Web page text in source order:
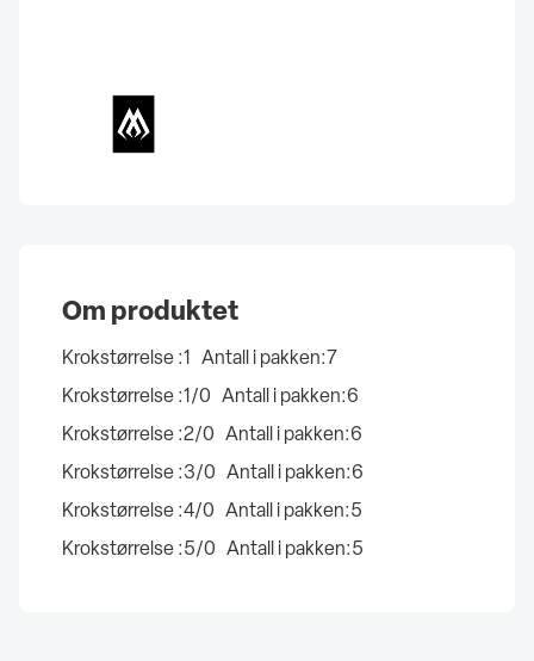
Om produktet
Krokstørrelse :1 Antall i pakken:7
Krokstørrelse :1/0 Antall i pakken:6
Krokstørrelse :2/0 Antall i pakken:6
Krokstørrelse :3/0 Antall i pakken:6
Krokstørrelse :4/0 Antall i pakken:5
Krokstørrelse :5/0 Antall i pakken:5